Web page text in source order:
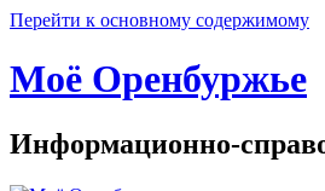
Перейти к основному содержимому
Моё Оренбуржье
Информационно-